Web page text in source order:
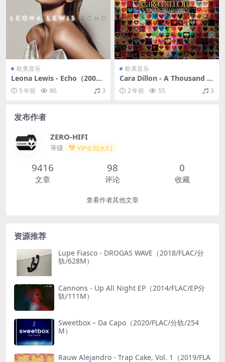
欧美音乐
Leona Lewis - Echo（2009/
FLAC/分轨/398M）
5 年前 86 3
欧美音乐
Cara Dillon - A Thousand H
earts（2014/FLAC/分轨/264
M）2 年前 55 3
发布作者
ZERO-HIFI
等级 VIP会员[永久]
9416
文章
98
评论
0
收藏
查看作者其他文章
资源推荐
Lupe Fiasco - DROGAS WAVE（2018/FLAC/分
轨/628M）
Cannons - Up All Night EP（2014/FLAC/EP分
轨/111M）
Sweetbox – Da Capo（2020/FLAC/分轨/254
M）
Rauw Alejandro - Trap Cake, Vol. 1（2019/FLA